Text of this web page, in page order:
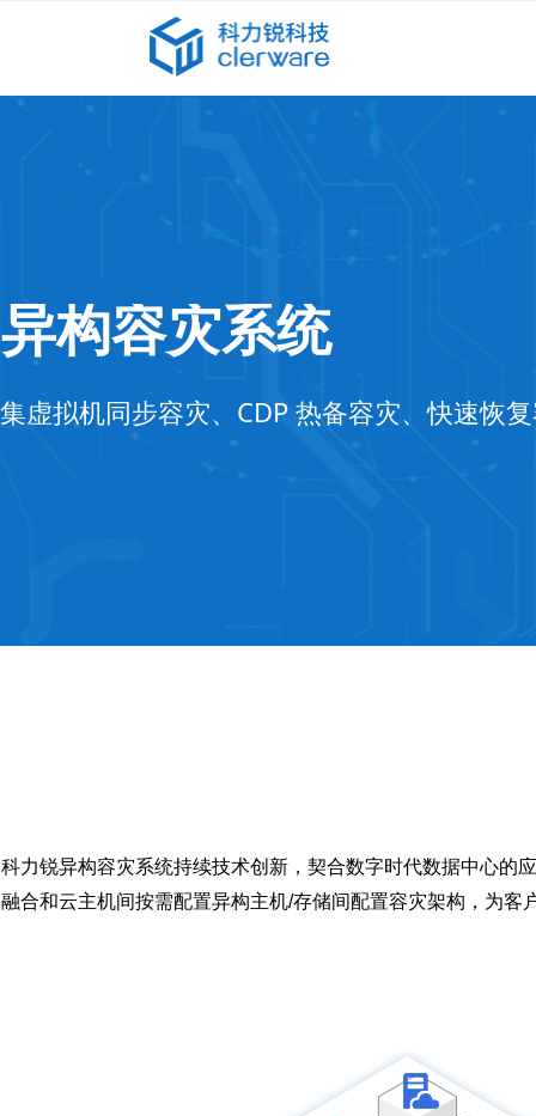
集虚拟机同步容灾、CDP 热备容灾、快速恢
异构容灾系统
科力锐异构容灾系统持续技术创新，契合数字时代数据中心的
融合和云主机间按需配置异构主机/存储间配置容灾架构，为